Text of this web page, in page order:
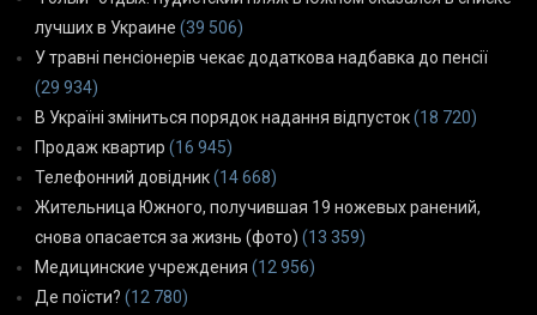
лучших в Украине (39 506)
У травні пенсіонерів чекає додаткова надбавка до пенсії
(29 934)
В Україні зміниться порядок надання відпусток(18 720)
Продаж квартир (16 945)
Телефонний довідник(14 668)
Жительница Южного, получившая 19 ножевых ранений,
снова опасается за жизнь (фото) (13 359)
Медицинские учреждения (12 956)
Де поїсти? (12 780)